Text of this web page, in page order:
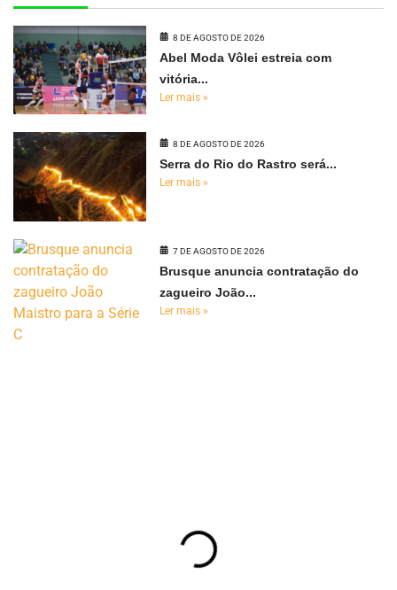
8 DE AGOSTO DE 2026
Abel Moda Vôlei estreia com
vitória...
Ler mais »
8 DE AGOSTO DE 2026
Serra do Rio do Rastro será...
Ler mais »
7 DE AGOSTO DE 2026
Brusque anuncia contratação do
zagueiro João...
Ler mais »